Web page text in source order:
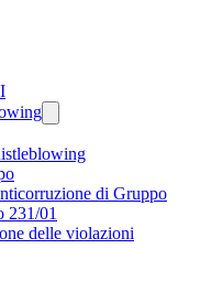
di Gruppo
231/01
delle violazioni